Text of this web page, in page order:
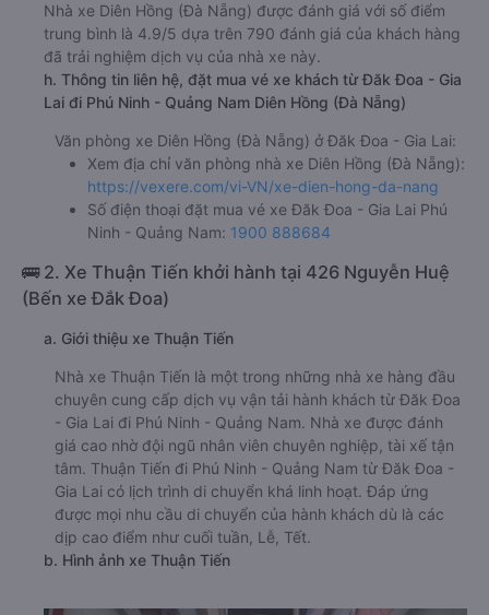
Nhà xe Diên Hồng (Đà Nẵng) được đánh giá với số điểm
trung bình là 4.9/5 dựa trên 790 đánh giá của khách hàng
đã trải nghiệm dịch vụ của nhà xe này.
h. Thông tin liên hệ, đặt mua vé xe khách từ Đăk Đoa - Gia
Lai đi Phú Ninh - Quảng Nam Diên Hồng (Đà Nẵng)
Văn phòng xe Diên Hồng (Đà Nẵng) ở Đăk Đoa - Gia Lai:
Xem địa chỉ văn phòng nhà xe Diên Hồng (Đà Nẵng):
https://vexere.com/vi-VN/xe-dien-hong-da-nang
Số điện thoại đặt mua vé xe Đăk Đoa - Gia Lai Phú
Ninh - Quảng Nam: 1900 888684
🚌 2. Xe Thuận Tiến khởi hành tại 426 Nguyễn Huệ
(Bến xe Đắk Đoa)
a. Giới thiệu xe Thuận Tiến
Nhà xe Thuận Tiến là một trong những nhà xe hàng đầu
chuyên cung cấp dịch vụ vận tải hành khách từ Đăk Đoa
- Gia Lai đi Phú Ninh - Quảng Nam. Nhà xe được đánh
giá cao nhờ đội ngũ nhân viên chuyên nghiệp, tài xế tận
tâm. Thuận Tiến đi Phú Ninh - Quảng Nam từ Đăk Đoa -
Gia Lai có lịch trình di chuyển khá linh hoạt. Đáp ứng
được mọi nhu cầu di chuyển của hành khách dù là các
dịp cao điểm như cuối tuần, Lễ, Tết.
b. Hình ảnh xe Thuận Tiến